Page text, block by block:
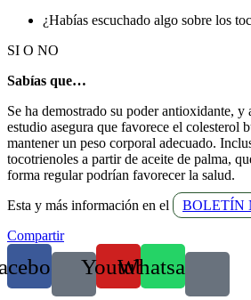
¿Habías escuchado algo sobre los
SI O NO
Sabías que…
Se ha demostrado su poder antioxidante,
estudio asegura que favorece el colesterol
mantener un peso corporal adecuado.
tocotrienoles a partir de aceite de palma,
forma regular podrían favorecer la salud.
Esta y más información en el
BOLETÍN
Compartir
YoutubeWhatsapp